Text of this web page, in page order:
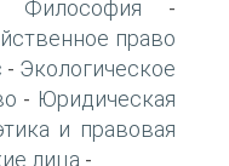
Философия -
право
- Экологическое
- Юридическая
и правовая
лица -